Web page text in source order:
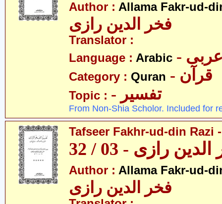
Author : Allama Fakr-ud-
فخر الدین رازی
Translator :
Language : Arabic عربی
Category : Quran - قرآن
Topic : - تفسیر
From Non-Shia Scholor. Included for
Tafseer Fakhr-ud-din Razi
رازی - 03 / 32
Author : Allama Fakr-ud-
فخر الدین رازی